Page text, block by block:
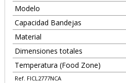
Modelo
Capacidad Bandejas
Material
Dimensiones totales
Temperatura (Food Zone)
Ref. FICL2777NCA